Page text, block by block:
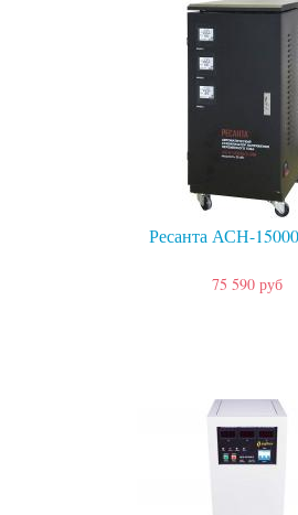
Ресанта АСН-
75 590 руб